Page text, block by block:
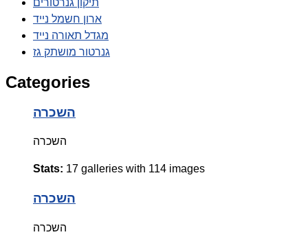
ארון חשמל נייד
מגדל תאורה נייד
גנרטור מושתק גז
Categories
השכרה
השכרה
Stats: 17 galleries with 114 images
השכרה
השכרה